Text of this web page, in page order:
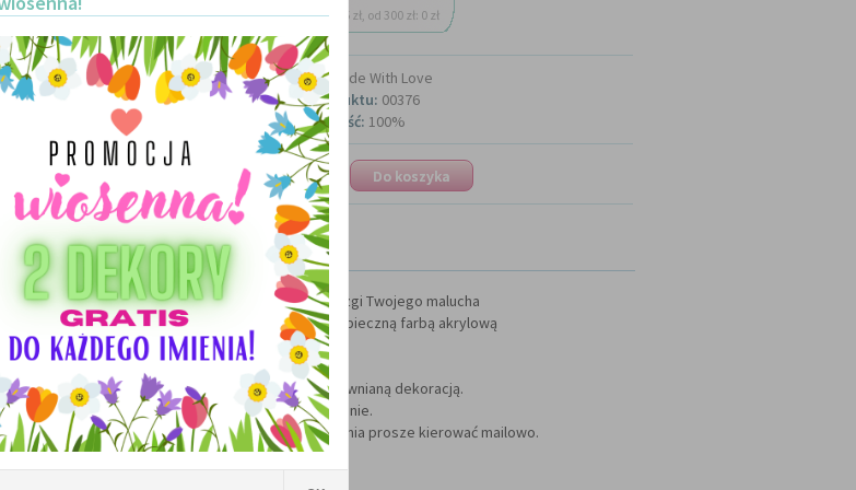
dostawa: 15 zł, od 300 zł: 0 zł
Marka:Made With Love
Kod produktu: 00376
Dostępność: 100%
Ilość:
Duża drewniana skrzynka na zabawki lub drobiazgi Twojego malucha
Wykonana z drewna sosnowego malowanego bezpieczną farbą akrylową
Wymiary:
40 x 30 x 24cm
Skrzynia ozdobiona jednostronnie trwałą drewnianą dekoracją.
Towar wykonywany na zamówienie.
możliwość indywidualnego dopasowania - zapytania prosze kierować mailowo.